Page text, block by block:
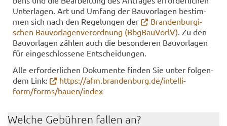
Un­ter­la­gen. Art und Um­fang der Bau­vor­la­gen be­stim­
men sich nach den Re­ge­lun­gen der
Bran­den­bur­gi­
schen Bau­vor­la­gen­ver­ord­nung (BbgBau­VorlV). Zu den
Bau­vor­la­gen zäh­len auch die be­son­de­ren Bau­vor­la­gen
für ein­ge­schlos­se­ne Ent­schei­dun­gen.
Alle er­for­der­li­chen Do­ku­men­te fin­den Sie unter fol­gen­
dem Link:
https://afm.bran­den­burg.de/in­tel­li­
form/forms/bauen/index
Wel­che Ge­büh­ren fal­len an?